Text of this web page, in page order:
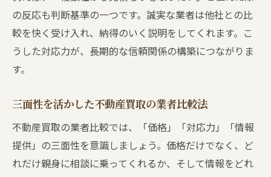
の反応も判断基準の一つです。誠実な業者は他社との比
較を快く受け入れ、納得のいく説明をしてくれます。こ
うした対応力が、長期的な信頼関係の構築につながりま
す。
三面性を活かした不動産買取の業者比較法
不動産買取の業者比較では、「価格」「対応力」「情報
提供」の三面性を意識しましょう。価格だけでなく、ど
れだけ親身に相談に乗ってくれるか、そして情報をどれ